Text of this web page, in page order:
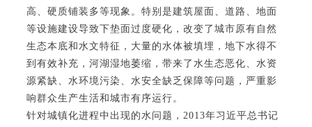
高、硬质铺装多等现象。特别是建筑屋面、道路、地面
等设施建设导致下垫面过度硬化，改变了城市原有自然
生态本底和水文特征，大量的水体被填埋，地下水得不
到有效补充，河湖湿地萎缩，带来了水生态恶化、水资
源紧缺、水环境污染、水安全缺乏保障等问题，严重影
响群众生产生活和城市有序运行。
针对城镇化进程中出现的水问题，2013年习近平总书记